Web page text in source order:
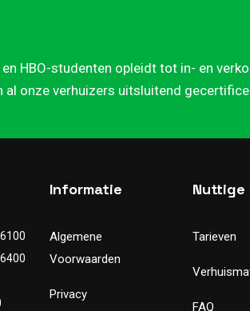
HBO-studenten opleidt tot in- en
onze verhuizers uitsluitend
Informatie
Algemene
Voorwaarden
Privacy
Nuttige
Tarieven
FAQ